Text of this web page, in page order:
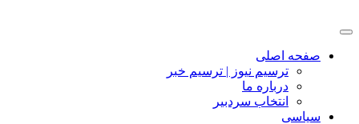
صفحه اصلی
ترسیم نیوز | ترسیم خبر
درباره ما
انتخاب سردبیر
سیاسی